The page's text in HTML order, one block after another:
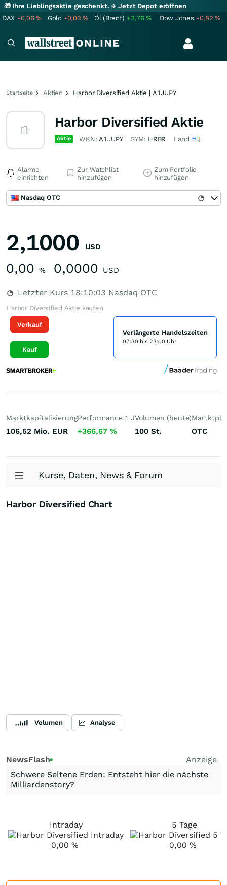
🎁 Ihre Lieblingsaktie geschenkt.→ Jetzt Depot eröffnen
DAX -0,06% Gold -0,03% Öl (Brent) +3,76% Dow Jones -0,82%
Startseite Aktien Harbor Diversified Aktie | A1JUPY
Harbor Diversified Aktie
Aktie WKN:A1JUPY SYM: HRBR Land
Alarme
einrichten
Zur Watchlist
hinzufügen
Zum Portfolio
hinzufügen
Nasdaq OTC
2,1000 USD
0,00 % 0,0000 USD
Letzter Kurs 18:10:03 Nasdaq OTC
Harbor Diversified Aktie kaufen
Verkauf
Kauf
Verlängerte Handelszeiten
07:30 bis 23:00 Uhr
Marktkapitalisierung
106,52 Mio. EUR
Performance 1 J
+366,67 %
Volumen (heute)
100 St. OTC
Kurse, Daten, News & Forum
Harbor Diversified Chart
Volumen Analyse
NewsFlash
Anzeige
Schwere Seltene Erden: Entsteht hier die nächste
Milliardenstory?
Intraday
0,00 %
5 Tage
0,00 %